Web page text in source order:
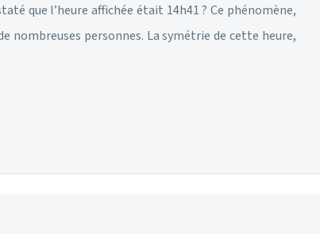
que l’heure affichée était 14h41 ? Ce phénomène,
nombreuses personnes. La symétrie de cette heure,